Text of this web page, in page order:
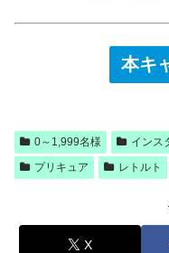
本キ
0～1,999名様 インス
プリキュア
レトルト
X